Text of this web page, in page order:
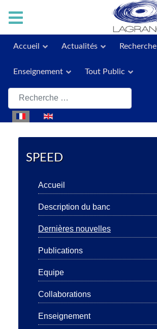
Accueil Actualités Recherche
Enseignement Tout Public
Rechercher
Sélectionnez votre langue
SPEED
Accueil
Description du banc
Dernières nouvelles
Publications
Equipe
Collaborations
Enseignement